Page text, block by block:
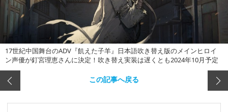
17世紀中国舞台のADV『飢えた子羊』日本語吹き替え版のメインヒロイ
ン声優が釘宮理恵さんに決定！吹き替え実装は遅くとも2024年10月予定
この記事へ戻る